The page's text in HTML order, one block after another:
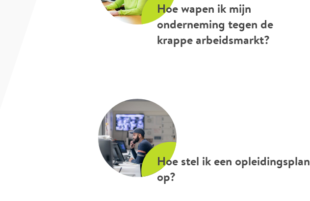
Hoe wapen ik mijn
onderneming tegen de
krappe arbeidsmarkt?
Hoe stel ik een opleidingsplan
op?